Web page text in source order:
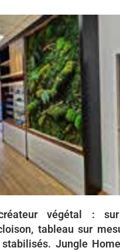
végétal :
tableau sur
Jungle